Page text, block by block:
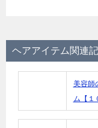
ヘアアイテム関連
美容師
ム【１